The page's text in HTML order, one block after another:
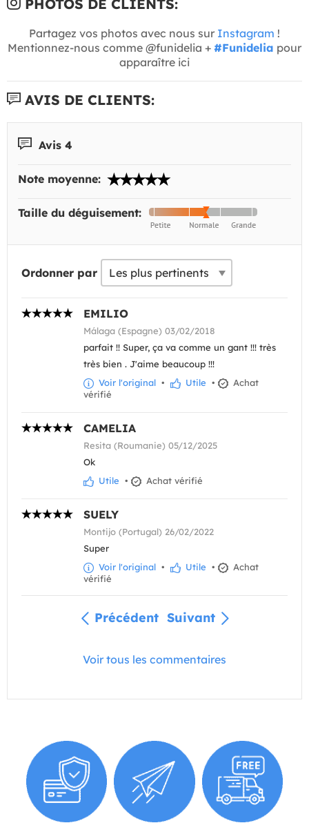
PHOTOS DE CLIENTS:
Partagez vos photos avec nous sur Instagram !
Mentionnez-nous comme @funidelia + #Funidelia pour
apparaître ici
AVIS DE CLIENTS:
Avis 4
Note moyenne:
Taille du déguisement:
Ordonner par
EMILIO
Málaga (Espagne) 03/02/2018
parfait !! Super, ça va comme un gant !!! très
très bien . J'aime beaucoup !!!
Voir l'original • Utile •
Achat
vérifié
CAMELIA
Resita (Roumanie) 05/12/2025
Ok
Utile • Achat vérifié
SUELY
Montijo (Portugal) 26/02/2022
Super
Voir l'original • Utile •
Achat
vérifié
Précédent Suivant
Voir tous les commentaires